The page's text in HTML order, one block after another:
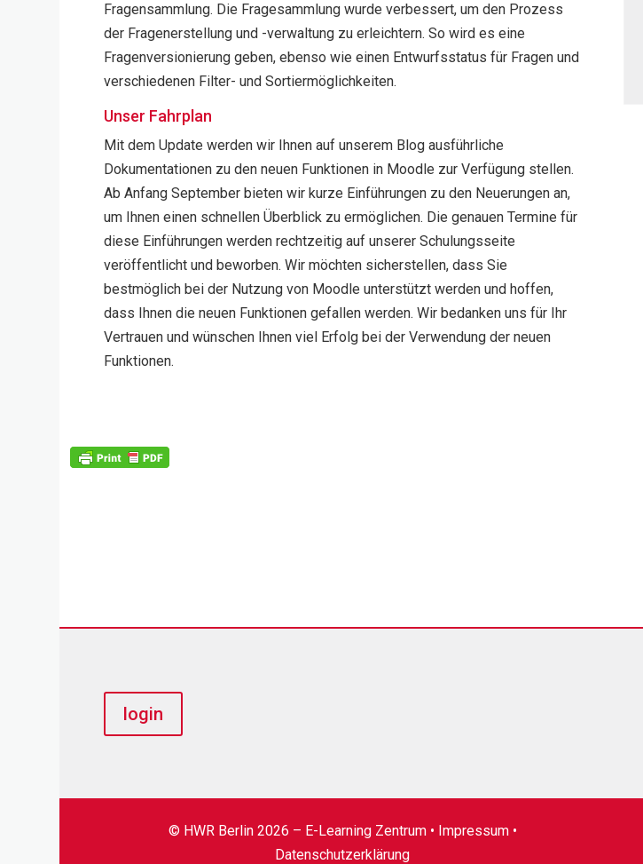
Fragensammlung. Die Fragesammlung wurde verbessert, um den Prozess
der Fragenerstellung und -verwaltung zu erleichtern. So wird es eine
Fragenversionierung geben, ebenso wie einen Entwurfsstatus für Fragen und
verschiedenen Filter- und Sortiermöglichkeiten.
Unser Fahrplan
Mit dem Update werden wir Ihnen auf unserem Blog ausführliche
Dokumentationen zu den neuen Funktionen in Moodle zur Verfügung stellen.
Ab Anfang September bieten wir kurze Einführungen zu den Neuerungen an,
um Ihnen einen schnellen Überblick zu ermöglichen. Die genauen Termine für
diese Einführungen werden rechtzeitig auf unserer Schulungsseite
veröffentlicht und beworben. Wir möchten sicherstellen, dass Sie
bestmöglich bei der Nutzung von Moodle unterstützt werden und hoffen,
dass Ihnen die neuen Funktionen gefallen werden. Wir bedanken uns für Ihr
Vertrauen und wünschen Ihnen viel Erfolg bei der Verwendung der neuen
Funktionen.
login
© HWR Berlin 2026 – E-Learning Zentrum • Impressum•
Datenschutzerklärung